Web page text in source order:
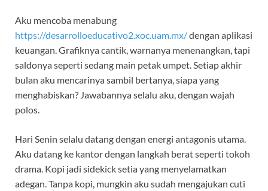
Aku mencoba menabung
https://desarrolloeducativo2.xoc.uam.mx/dengan aplikasi
keuangan. Grafiknya cantik, warnanya menenangkan, tapi
saldonya seperti sedang main petak umpet. Setiap akhir
bulan aku mencarinya sambil bertanya, siapa yang
menghabiskan? Jawabannya selalu aku, dengan wajah
polos.
Hari Senin selalu datang dengan energi antagonis utama.
Aku datang ke kantor dengan langkah berat seperti tokoh
drama. Kopi jadi sidekick setia yang menyelamatkan
adegan. Tanpa kopi, mungkin aku sudah mengajukan cuti